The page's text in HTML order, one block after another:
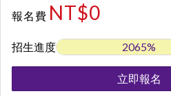
報名費 NT$0
招生進度 2065%
立即報名